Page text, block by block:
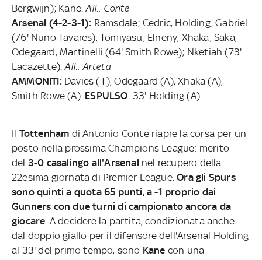
Bergwijn); Kane.All.: Conte
Arsenal (4-2-3-1): Ramsdale; Cedric, Holding, Gabriel
(76' Nuno Tavares), Tomiyasu; Elneny, Xhaka; Saka,
Odegaard, Martinelli (64' Smith Rowe); Nketiah (73'
Lacazette).All.: Arteta
AMMONITI:Davies (T), Odegaard (A), Xhaka (A),
Smith Rowe (A). ESPULSO: 33' Holding (A)
Il Tottenham di Antonio Conte riapre la corsa per un
posto nella prossima Champions League: merito
del 3-0 casalingo all'Arsenal nel recupero della
22esima giornata di Premier League.Ora gli Spurs
sono quinti a quota 65 punti, a -1 proprio dai
Gunners con due turni di campionato ancora da
giocare . A decidere la partita, condizionata anche
dal doppio giallo per il difensore dell'Arsenal Holding
al 33' del primo tempo, sono Kane con una